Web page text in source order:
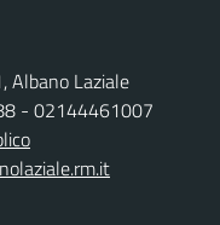
Albano Laziale
- 02144461007